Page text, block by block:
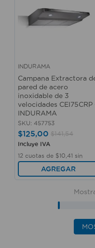
INDURAMA
Campana Extractora
pared de acero
inoxidable de 3
velocidades CEI75CRP
INDURAMA
SKU: 457753
$125,00 $141,54
Incluye IVA
12 cuotas de $10 41 sin
interés
AGREGAR